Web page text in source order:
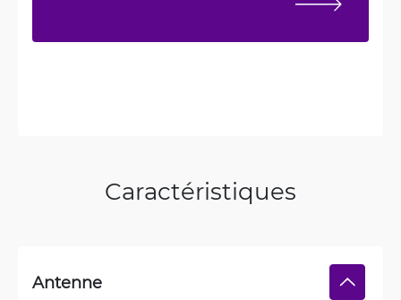
Caractéristiques
Antenne